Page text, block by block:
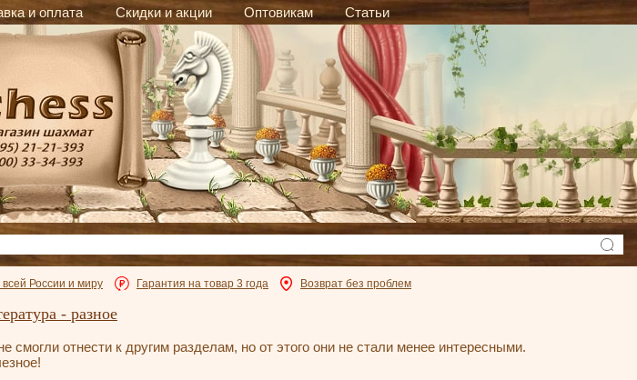
и оплата Скидки и акции Оптовикам Статьи
России и миру Гарантия на товар 3 года Возврат без проблем
- разное
отнести к другим разделам, но от этого они не стали менее интересными.